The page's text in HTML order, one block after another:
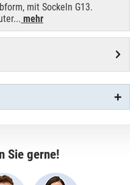
mit Sockeln G13.
mehr
Sie gerne!